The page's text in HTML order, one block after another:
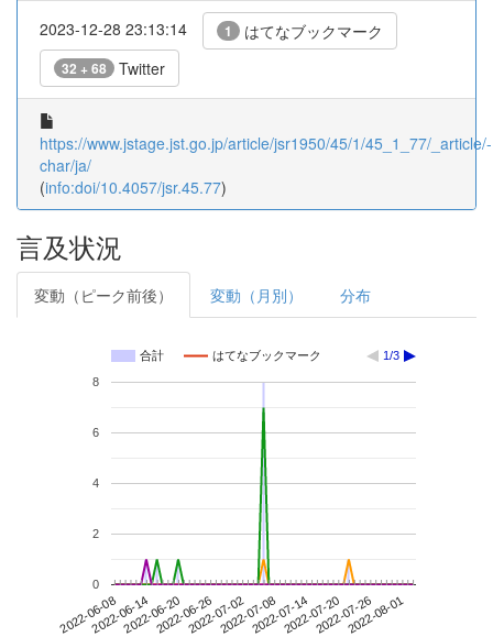
2023-12-28 23:13:14 1 はてなブックマーク
32 + 68 Twitter
https://www.jstage.jst.go.jp/article/jsr1950/45/1/45_1_77/_article/-
char/ja/
(info:doi/10.4057/jsr.45.77)
言及状況
変動（ピーク前後） 変動（月別） 分布
合計 はてなブックマーク 1/3
2022-06-082022-06-142022-06-202022-06-262022-07-022022-07-082022-07-142022-07-202022-07-262022-08-01
0
2
4
6
8